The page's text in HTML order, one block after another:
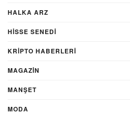
HALKA ARZ
HİSSE SENEDİ
KRIPTO HABERLERI
MAGAZİN
MANŞET
MODA